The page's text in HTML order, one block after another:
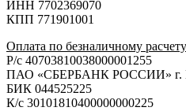
ИНН 7702369070
КПП 771901001
Оплата по безналичному
Р/с 40703810038000001255
ПАО «СБЕРБАНК РОССИИ» г.
БИК 044525225
К/с 30101810400000000225